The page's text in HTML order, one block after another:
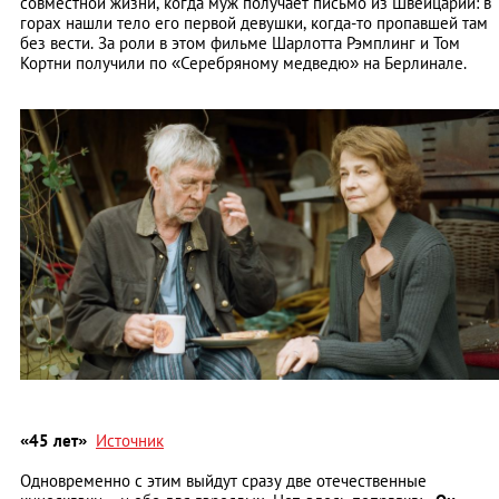
горах нашли тело его первой девушки, когда-то пропавшей там
без вести. За роли в этом фильме Шарлотта Рэмплинг и Том
Кортни получили по «Серебряному медведю» на Берлинале.
«45 лет» Источник
Одновременно с этим выйдут сразу две отечественные